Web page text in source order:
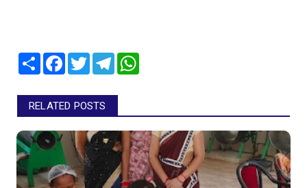
Share Facebook
TwitterTelegram
RELATED POSTS